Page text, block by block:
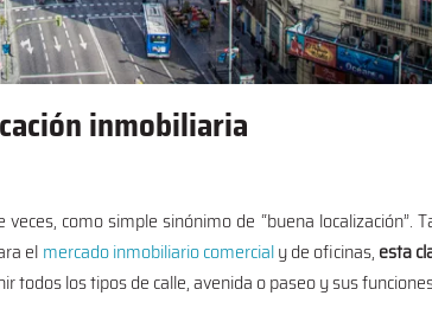
inmobiliaria
como simple sinónimo de “buena localización”.
el mercado inmobiliario comercialy de oficinas, esta
todos los tipos de calle, avenida o paseo y sus